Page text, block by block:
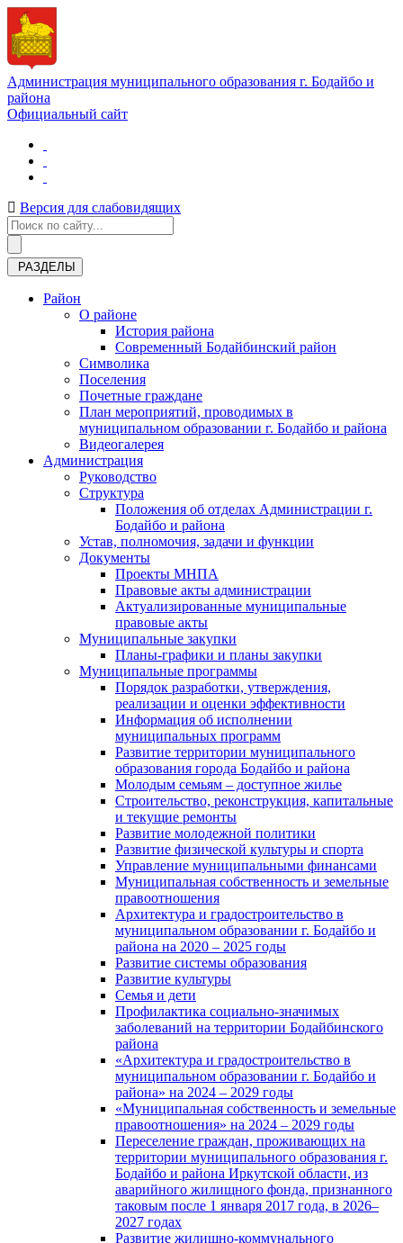
Администрация муниципального образования г. Бодайбо и
района
Официальный сайт
Версия для слабовидящих
РАЗДЕЛЫ
Район
О районе
История района
Современный Бодайбинский район
Символика
Поселения
Почетные граждане
План мероприятий, проводимых в
муниципальном образовании г. Бодайбо и района
Видеогалерея
Администрация
Руководство
Структура
Положения об отделах Администрации г.
Бодайбо и района
Устав, полномочия, задачи и функции
Документы
Проекты МНПА
Правовые акты администрации
Актуализированные муниципальные
правовые акты
Муниципальные закупки
Планы-графики и планы закупки
Муниципальные программы
Порядок разработки, утверждения,
реализации и оценки эффективности
Информация об исполнении
муниципальных программ
Развитие территории муниципального
образования города Бодайбо и района
Молодым семьям – доступное жилье
Строительство, реконструкция, капитальные
и текущие ремонты
Развитие молодежной политики
Развитие физической культуры и спорта
Управление муниципальными финансами
Муниципальная собственность и земельные
правоотношения
Архитектура и градостроительство в
муниципальном образовании г. Бодайбо и
района на 2020 – 2025 годы
Развитие системы образования
Развитие культуры
Семья и дети
Профилактика социально-значимых
заболеваний на территории Бодайбинского
района
«Архитектура и градостроительство в
муниципальном образовании г. Бодайбо и
района» на 2024 – 2029 годы
«Муниципальная собственность и земельные
правоотношения» на 2024 – 2029 годы
Переселение граждан, проживающих на
территории муниципального образования г.
Бодайбо и района Иркутской области, из
аварийного жилищного фонда, признанного
таковым после 1 января 2017 года, в 2026–
2027 годах
Развитие жилищно-коммунального